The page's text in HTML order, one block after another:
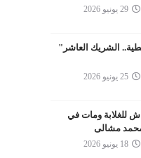
كيف يتم الاختراق
نفسك؟
مجتمع بوست
29 يونيو 2026
الشريك العاشر"
25 يونيو 2026
للغلابة ومات في
محمد مشالى
18 يونيو 2026